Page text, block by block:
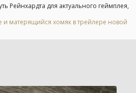
Рейнхардта для актуального геймплея,
и матерящийся хомяк в трейлере новой